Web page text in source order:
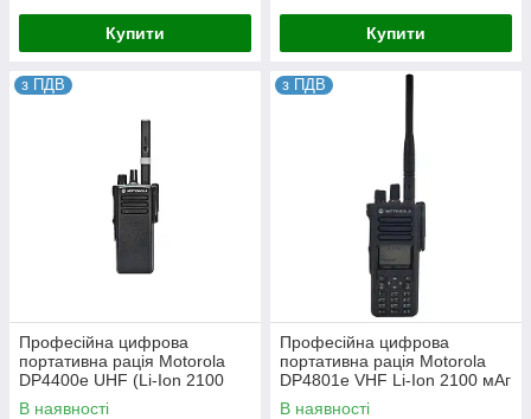
Купити Купити
з ПДВ
Професійна цифрова
портативна рація Motorola
DP4400e UHF (Li-Ion 2100
мАг AES-256)
В наявності
з ПДВ
Професійна цифрова
портативна рація Motorola
DP4801e VHF Li-Ion 2100 мАг
В наявності